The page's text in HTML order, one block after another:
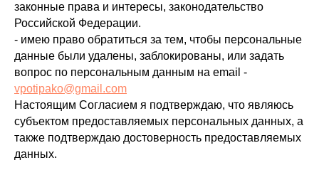
законные права и интересы, законодательство
Российской Федерации.
- имею право обратиться за тем, чтобы персональные
данные были удалены, заблокированы, или задать
вопрос по персональным данным на email -
vpotipako@gmail.com
Настоящим Согласием я подтверждаю, что являюсь
субъектом предоставляемых персональных данных, а
также подтверждаю достоверность предоставляемых
данных.